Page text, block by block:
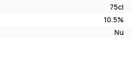
75cl
10.5%
Nu